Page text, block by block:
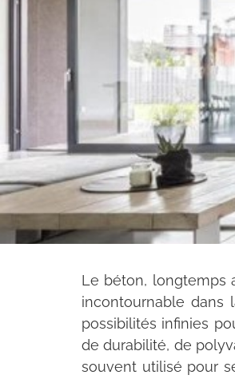
Le béton, longtemps
incontournable dans
possibilités infinies
de durabilité, de
souvent utilisé pour